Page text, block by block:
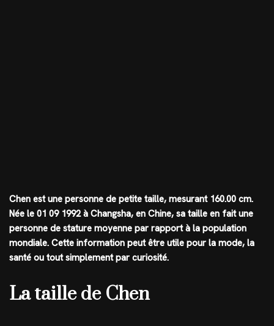
Chen est une personne de petite taille, mesurant 160.00 cm.
Née le 01 09 1992 à Changsha, en Chine, sa taille en fait une
personne de stature moyenne par rapport à la population
mondiale. Cette information peut être utile pour la mode, la
santé ou tout simplement par curiosité.
La taille de Chen